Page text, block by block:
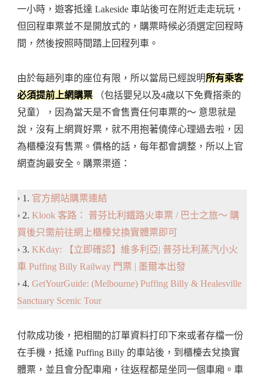
一小時，遊客抵達 Lakeside 車站後可在附近走走玩玩，
但回程車票並不是開放式的，購票時候必須選定回程時
間，然後按照時間踏上回程列車。
由於每趟列車的座位有限，所以當局已經說明所有乘客
必須提前上網購票 （包括嬰兒以及4歲以下免費搭乘的
兒童），因為當天是不會售賣任何車票的～ 意思就是
說，沒有上網買好票，就不用抱著僥倖心理過去啦，因
為櫃檯沒有售票。價格的話，每年都會調整，所以上官
網查詢最安全。購票渠道：
› 1. 官方網站購票連結
› 2. Klook 客路： 普芬比利鐵路火車票 / 巴士之旅～ 購
買後只需前往網上櫃檯兌換實體票即可
› 3. KKday: 【立即確認】維多利亞| 普芬比利蒸汽小火
車 Puffing Billy Railway 門票 | 墨爾本出發
› 4. GetYourGuide: (Melbourne) Puffing Billy & Healesville
Sanctuary Scenic Tour
付款成功後，把相關的訂單資料打印下來或者存檔一份
在手機，抵達 Puffing Billy 的車站後，到櫃檯去兌換實
體票，並且會分配車廂，往返程都是坐同一個車廂。車